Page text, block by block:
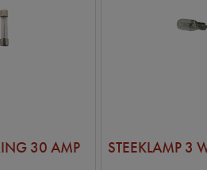
30 AMP STEEKLAMP 3